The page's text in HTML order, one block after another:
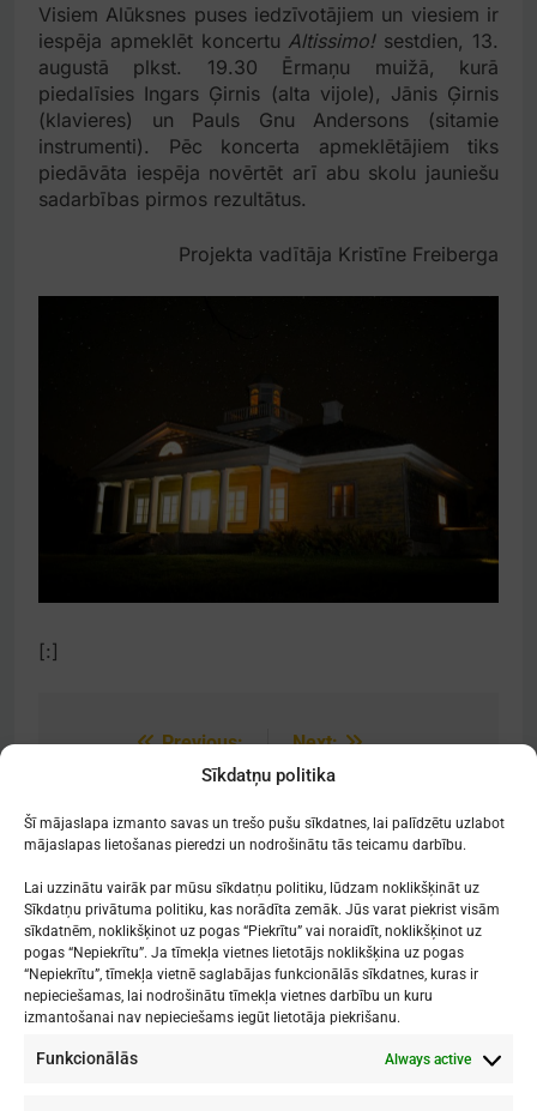
Sīkdatņu politika
Šī mājaslapa izmanto savas un trešo pušu sīkdatnes, lai palīdzētu uzlabot
mājaslapas lietošanas pieredzi un nodrošinātu tās teicamu darbību.
Lai uzzinātu vairāk par mūsu sīkdatņu politiku, lūdzam noklikšķināt uz
Sīkdatņu privātuma politiku, kas norādīta zemāk. Jūs varat piekrist visām
sīkdatnēm, noklikšķinot uz pogas “Piekrītu” vai noraidīt, noklikšķinot uz
pogas “Nepiekrītu”. Ja tīmekļa vietnes lietotājs noklikšķina uz pogas
“Nepiekrītu”, tīmekļa vietnē saglabājas funkcionālās sīkdatnes, kuras ir
nepieciešamas, lai nodrošinātu tīmekļa vietnes darbību un kuru
izmantošanai nav nepieciešams iegūt lietotāja piekrišanu.
Funkcionālās Always active
Visiem Alūksnes puses iedzīvotājiem un viesiem ir
iespēja apmeklēt koncertu Altissimo!sestdien, 13.
augustā plkst. 19.30 Ērmaņu muižā, kurā
piedalīsies Ingars Ģirnis (alta vijole), Jānis Ģirnis
(klavieres) un Pauls Gnu Andersons (sitamie
instrumenti). Pēc koncerta apmeklētājiem tiks
piedāvāta iespēja novērtēt arī abu skolu jauniešu
sadarbības pirmos rezultātus.
Projekta vadītāja Kristīne Freiberga
[:]
Post
Previous:
[:lv]Absolventu
panākumi[:]
Next:
[:lv]RDKS jauniešu
lasītpriekam![:]
Mākslu izglītības kompetences centrs
"Nacionālā Mākslu vidusskola"
RĪGAS DOMA KORA SKOLA
1. - 9. klases